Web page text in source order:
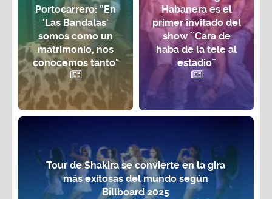
Portocarrero: “En
'Las Bandalas'
somos como un
matrimonio, nos
conocemos tanto"
Habanera es el
primer invitado del
show ¨Cara de
haba de la tele al
estadio¨
Tour de Shakira se convierte en la gira
más exitosas del mundo según
Billboard 2025